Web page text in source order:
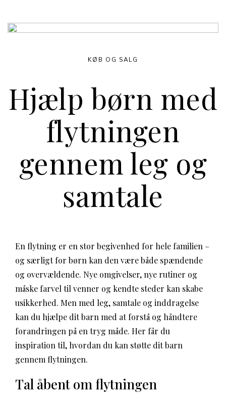
Hjælp børn med
flytningen
gennem leg og
samtale
KØB OG SALG
En flytning er en stor begivenhed for hele familien –
og særligt for børn kan den være både spændende
og overvældende. Nye omgivelser, nye rutiner og
måske farvel til venner og kendte steder kan skabe
usikkerhed. Men med leg, samtale og inddragelse
kan du hjælpe dit barn med at forstå og håndtere
forandringen på en tryg måde. Her får du
inspiration til, hvordan du kan støtte dit barn
gennem flytningen.
Tal åbent om flytningen